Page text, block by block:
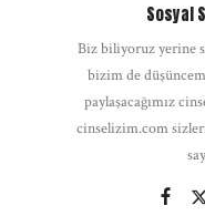
Sosyal
Biz biliyoruz yerine
bizim de
paylaşacağımız
cinselizim.com